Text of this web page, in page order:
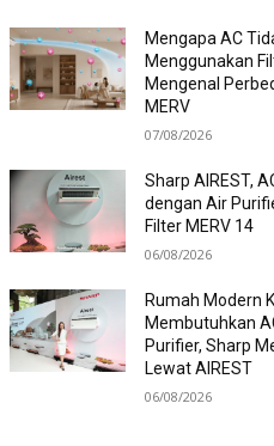
Mengapa AC
Menggunakan
Mengenal
MERV
07/08/2026
Sharp AIREST,
dengan Air
Filter MERV 14
06/08/2026
Rumah Modern
Membutuhkan
Purifier, Sharp
Lewat AIREST
06/08/2026